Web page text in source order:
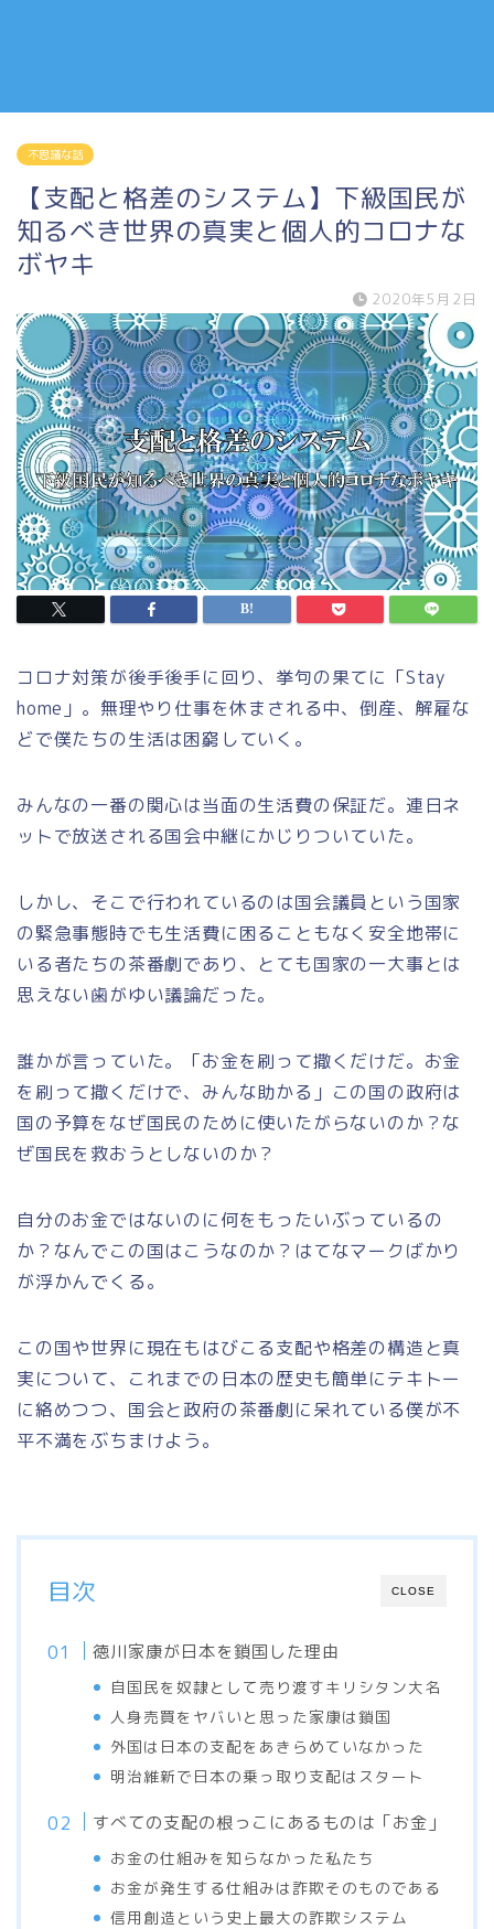
不思議な話
【支配と格差のシステム】下級国民が
知るべき世界の真実と個人的コロナな
ボヤキ
2020年5月2日
コロナ対策が後手後手に回り、挙句の果てに「Stay
home」。無理やり仕事を休まされる中、倒産、解雇な
どで僕たちの生活は困窮していく。
みんなの一番の関心は当面の生活費の保証だ。連日ネ
ットで放送される国会中継にかじりついていた。
しかし、そこで行われているのは国会議員という国家
の緊急事態時でも生活費に困ることもなく安全地帯に
いる者たちの茶番劇であり、とても国家の一大事とは
思えない歯がゆい議論だった。
誰かが言っていた。「お金を刷って撒くだけだ。お金
を刷って撒くだけで、みんな助かる」この国の政府は
国の予算をなぜ国民のために使いたがらないのか？な
ぜ国民を救おうとしないのか？
自分のお金ではないのに何をもったいぶっているの
か？なんでこの国はこうなのか？はてなマークばかり
が浮かんでくる。
この国や世界に現在もはびこる支配や格差の構造と真
実について、これまでの日本の歴史も簡単にテキトー
に絡めつつ、国会と政府の茶番劇に呆れている僕が不
平不満をぶちまけよう。
CLOSE
目次
徳川家康が日本を鎖国した理由
自国民を奴隷として売り渡すキリシタン大名
人身売買をヤバいと思った家康は鎖国
外国は日本の支配をあきらめていなかった
明治維新で日本の乗っ取り支配はスタート
すべての支配の根っこにあるものは「お金」
お金の仕組みを知らなかった私たち
お金が発生する仕組みは詐欺そのものである
信用創造という史上最大の詐欺システム